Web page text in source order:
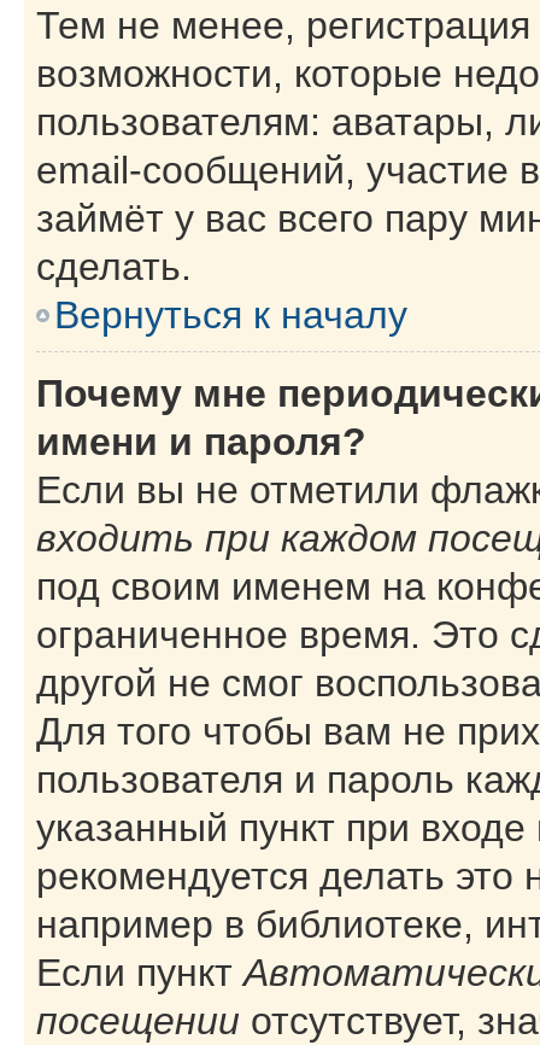
Тем не менее,
возможности, которые
пользователям: аватары,
email-сообщений, участие
займёт у вас всего пару
сделать.
Вернуться к началу
Почему мне
имени и пароля?
Если вы не отметили
входить при каждом
под своим именем на
ограниченное время. Это
другой не смог
Для того чтобы вам не
пользователя и пароль
указанный пункт при
рекомендуется делать
например в библиотеке,
Если пункт
посещении отсутствует,